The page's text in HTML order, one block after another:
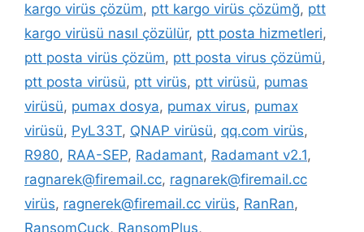
kargo virüs çözüm, ptt kargo virüs çözümğ, ptt
kargo virüsü nasıl çözülür, ptt posta hizmetleri,
ptt posta virüs çözüm, ptt posta virus çözümü,
ptt posta virüsü, ptt virüs, ptt virüsü, pumas
virüsü, pumax dosya, pumax virus, pumax
virüsü, PyL33T, QNAP virüsü, qq.com virüs,
R980, RAA-SEP, Radamant, Radamant v2.1,
ragnarek@firemail.cc, ragnarek@firemail.cc
virüs, ragnerek@firemail.cc virüs, RanRan,
RansomCuck, RansomPlus,